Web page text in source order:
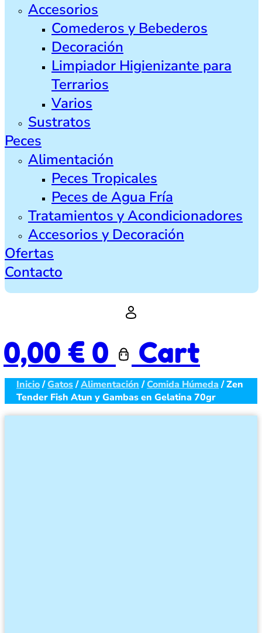
Accesorios
Comederos y Bebederos
Decoración
Limpiador Higienizante para
Terrarios
Varios
Sustratos
Peces
Alimentación
Peces Tropicales
Peces de Agua Fría
Tratamientos y Acondicionadores
Accesorios y Decoración
Ofertas
Contacto
0,00 € 0 Cart
Inicio/Gatos/Alimentación/Comida Húmeda/ Zen
Tender Fish Atun y Gambas en Gelatina 70gr